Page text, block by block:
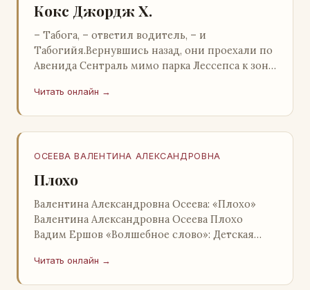
Кокс Джордж Х.
– Табога, – ответил водитель, – и
Табогийя.Вернувшись назад, они проехали по
Авенида Сентраль мимо парка Лессепса к зоне
отель…
Читать онлайн →
ОСЕЕВА ВАЛЕНТИНА АЛЕКСАНДРОВНА
Плохо
Валентина Александровна Осеева: «Плохо»
Валентина Александровна Осеева Плохо
Вадим Ершов «Волшебное слово»: Детская
Александровна ОСЕЕВ…
Читать онлайн →